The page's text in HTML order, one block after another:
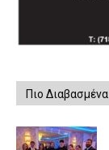
Πιο Διαβασμένα